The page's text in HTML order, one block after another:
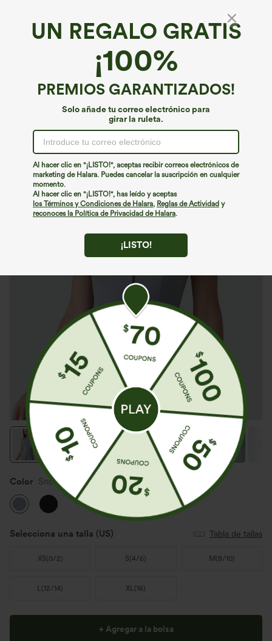
UN REGALO GRATIS
¡100%
PREMIOS GARANTIZADOS!
Solo añade tu correo electrónico para
girar la ruleta.
Al hacer clic en "¡LISTO!", aceptas recibir correos electrónicos de
marketing de Halara. Puedes cancelar la suscripción en cualquier
momento.
Al hacer clic en "¡LISTO!", has leído y aceptas
los Términos y Condiciones de Halara, Reglas de Actividad y
reconoces la Política de Privacidad de Halara.
¡LISTO!
Suavemente ligero*
SoftlyZero™ chaleco casual con escote en V,
tejido transpirable y tacto fresco
€31,95 EUR
Color Snowflake Blue
Selecciona una talla (US) Tabla de tallas
XS(0/2) S(4/6) M (8/10)
L(12/14) XL(16)
+ Agregar a la bolsa